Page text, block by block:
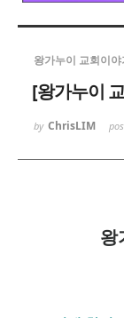
왕가누이 교회이야
[왕가누이
by ChrisLIM
왕